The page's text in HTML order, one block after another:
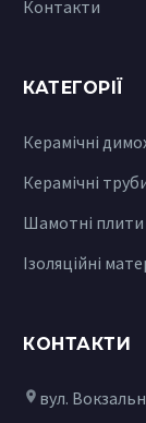
Контакти
КАТЕГОРІЇ
Керамічні
Керамічні
Шамотні плити
Ізоляційні
КОНТАКТИ
вул.